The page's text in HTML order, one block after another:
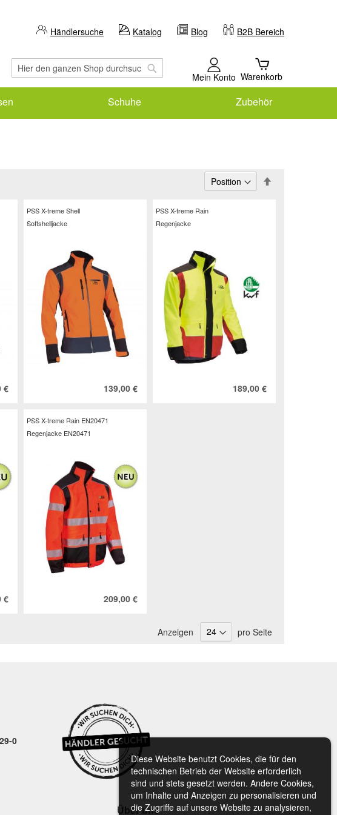
Diese Website benutzt Cookies, die für den
technischen Betrieb der Website erforderlich
sind und stets gesetzt werden. Andere Cookies,
um Inhalte und Anzeigen zu personalisieren und
die Zugriffe auf unsere Website zu analysieren,
Händlersuche Katalog Blog B2B Bereich
Suche Mein Konto Warenkorb
Schuhe Zubehör
€
PSS X-treme Shell
Softshelljacke
139,00 €
PSS X-treme Rain
Regenjacke
189,00 €
€
PSS X-treme Rain EN20471
Regenjacke EN20471
209,00 €
Anzeigen pro Seite
0
Über uns